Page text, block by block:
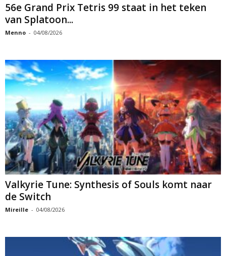
56e Grand Prix Tetris 99 staat in het teken
van Splatoon...
Menno - 04/08/2026
Valkyrie Tune: Synthesis of Souls komt naar
de Switch
Mireille - 04/08/2026